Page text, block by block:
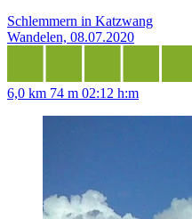
Schlemmern in Katzwang
Wandelen, 08.07.2020
6,0 km 74 m 02:12 h:m